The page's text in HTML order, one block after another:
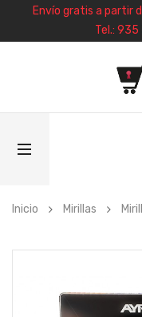
Envío gratis a partir
Tel.:
Inicio Mirillas